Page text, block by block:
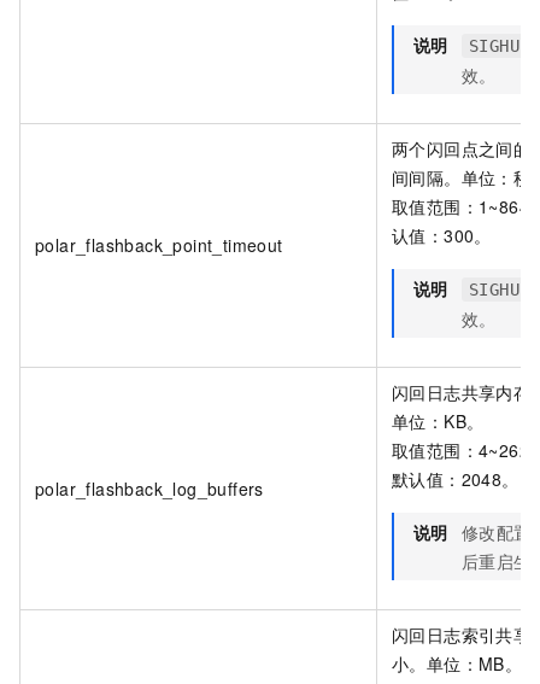
说明 SIGHUP
效。
polar_flashback_point_timeout
两个闪回点之间的
间间隔。单位：秒
取值范围：
认值：300。
说明 SIGHUP
效。
polar_flashback_log_buffers
闪回日志共享内存
单位：KB。
取值范围：
默认值：2048。
说明 修改配置
后重启生
闪回日志索引共享
小。单位：MB。